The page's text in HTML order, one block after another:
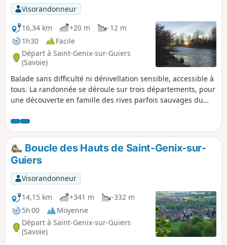
Visorandonneur
16,34 km
+20 m
-12 m
1h30
Facile
Départ à Saint-Genix-sur-Guiers
(Savoie)
Balade sans difficulté ni dénivellation sensible, accessible à
tous. La randonnée se déroule sur trois départements, pour
une découverte en famille des rives parfois sauvages du
Boucle des Hauts de Saint-Genix-sur-
Guiers
Visorandonneur
14,15 km
+341 m
-332 m
5h 00
Moyenne
Départ à Saint-Genix-sur-Guiers
(Savoie)